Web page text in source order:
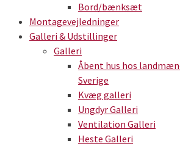
Bord/bænksæt
Montagevejledninger
Galleri & Udstillinger
Galleri
Åbent hus hos
Sverige
Kvæg galleri
Ungdyr Galleri
Ventilation Galleri
Heste Galleri